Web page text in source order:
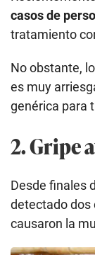
casos de
tratamiento
No obstante,
es muy
genérica para
2. Gripe
Desde finales
detectado dos
causaron la